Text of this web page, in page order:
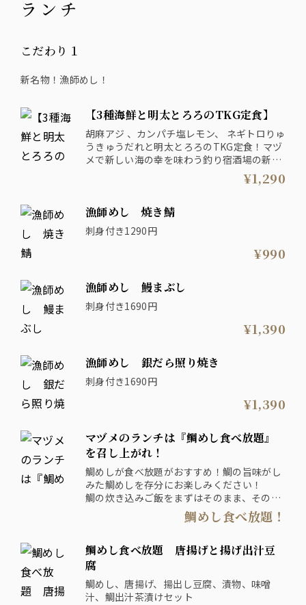
ランチ
こだわり１
新名物！漁師めし！
【3種海鮮と明太とろろのTKG定食】
胡麻アジ 、カンパチ塩レモン、 ネギトロりゅ
うきゅうだれと明太とろろのTKG定食！マヅ
メで新しい海の幸を味わう釣り宿酒場の新ラ
¥1,290
漁師めし 焼き鯖
刺身付き1290円
¥990
漁師めし 鰻まぶし
刺身付き1690円
¥1,390
漁師めし 銀だら照り焼き
刺身付き1690円
¥1,390
マヅメのランチは『鯛めし食べ放題』
を召し上がれ！
鯛めしが食べ放題がおすすめ！鯛の旨味がし
みた鯛めしを存分にお楽しみください！
鯛の炊き込みご飯をまずはそのまま、その後
は、おすきなおかずと一緒に！
最後は鯛出汁で旨味たっぷりの鯛茶漬けで！
鯛めし食べ放題！
鯛めし食べ放題 唐揚げと揚げ出汁豆
腐
鯛めし、唐揚げ、揚出し豆腐、漬物、味噌
汁、鯛出汁茶漬けセット